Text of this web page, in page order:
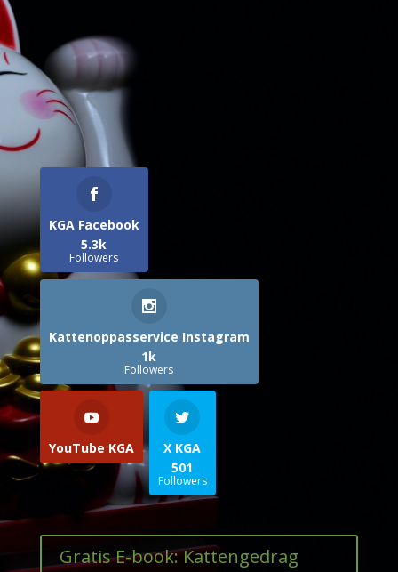
KGA Facebook
5.3k
Followers
Kattenoppasservice Instagram
1k
Followers
YouTube KGA
X KGA
501
Followers
Gratis E-book: Kattengedrag